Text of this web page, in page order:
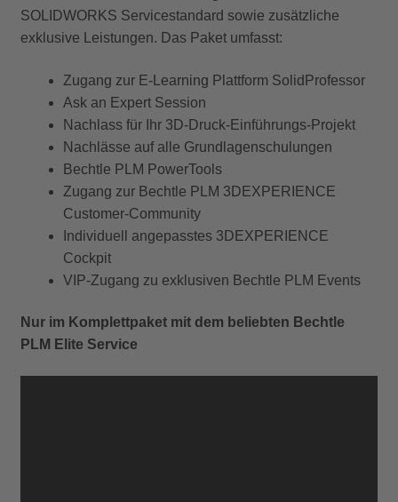
SOLIDWORKS Servicestandard sowie zusätzliche
exklusive Leistungen. Das Paket umfasst:
Zugang zur E-Learning Plattform SolidProfessor
Ask an Expert Session
Nachlass für Ihr 3D-Druck-Einführungs-Projekt
Nachlässe auf alle Grundlagenschulungen
Bechtle PLM PowerTools
Zugang zur Bechtle PLM 3DEXPERIENCE
Customer-Community
Individuell angepasstes 3DEXPERIENCE
Cockpit
VIP-Zugang zu exklusiven Bechtle PLM Events
Nur im Komplettpaket mit dem beliebten Bechtle
PLM Elite Service